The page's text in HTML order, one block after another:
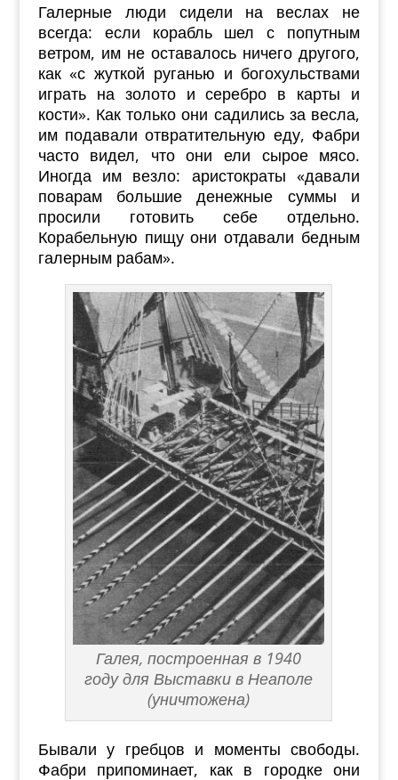
Галерные люди сидели на веслах не
всегда: если корабль шел с попутным
ветром, им не оставалось ничего другого,
как «с жуткой руганью и богохульствами
играть на золото и серебро в карты и
кости». Как только они садились за весла,
им подавали отвратительную еду, Фабри
часто видел, что они ели сырое мясо.
Иногда им везло: аристократы «давали
поварам большие денежные суммы и
просили готовить себе отдельно.
Корабельную пищу они отдавали бедным
галерным рабам».
Галея, построенная в 1940
году для Выставки в Неаполе
(уничтожена)
Бывали у гребцов и моменты свободы.
Фабри припоминает, как в городке они